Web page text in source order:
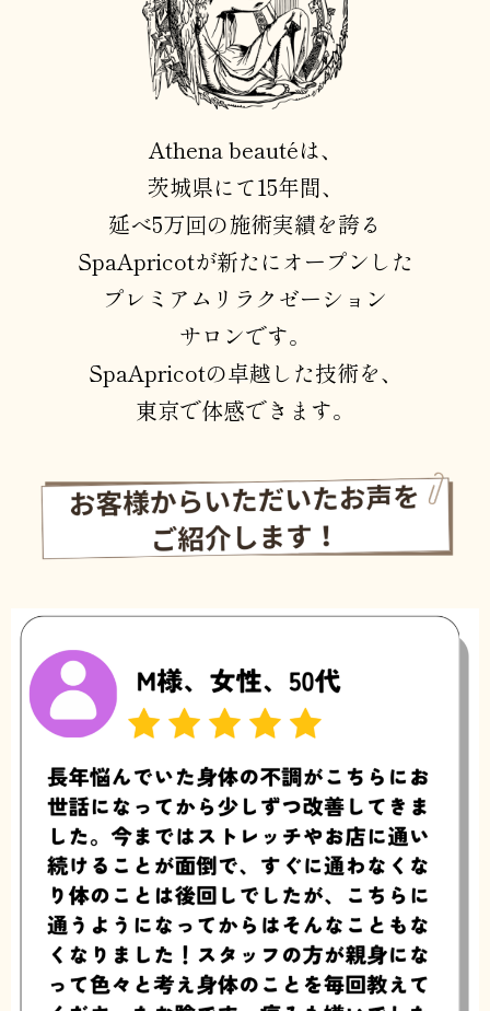
Athena beautéは、
茨城県にて15年間、
延べ5万回の施術実績を誇る
SpaApricotが新たにオープンした
プレミアムリラクゼーション
サロンです。
SpaApricotの卓越した技術を、
東京で体感できます。